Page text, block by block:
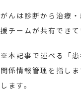
がんは診断から治療
援チームが共有でき
※本記事で述べる「
関係情報管理を指し
します。